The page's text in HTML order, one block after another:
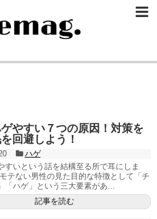
やすい７つの原因！対策を
回避しよう！
ハゲ
すいという話を結構至る所で耳にしま
テない男性の見た目的な特徴として「チ
「ハゲ」という三大要素があ...
記事を読む